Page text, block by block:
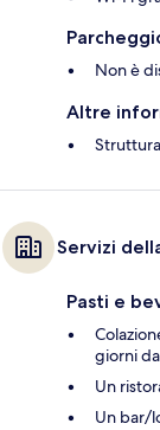
Non è
Altre
Servizi
Pasti e
giorni
Un
Un bar/